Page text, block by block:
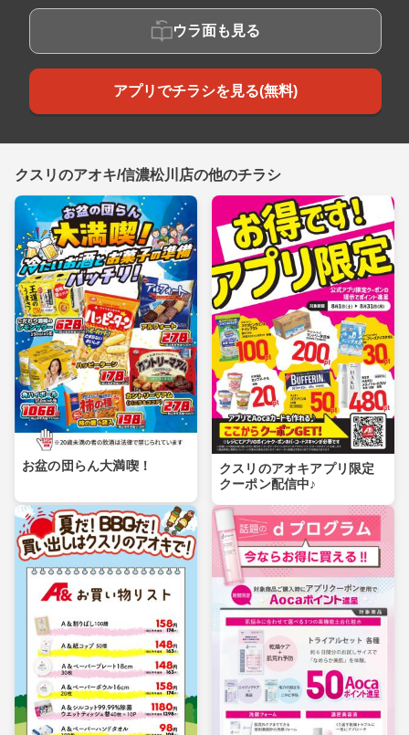
ウラ面も見る
アプリでチラシを見る(無料)
クスリのアオキ/信濃松川店の他のチラシ
お盆の団らん大満喫！
クスリのアオキアプリ限定
クーポン配信中♪